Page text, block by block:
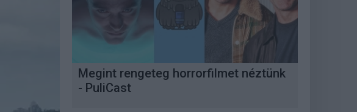
Megint rengeteg horrorfilmet néztünk
- PuliCast